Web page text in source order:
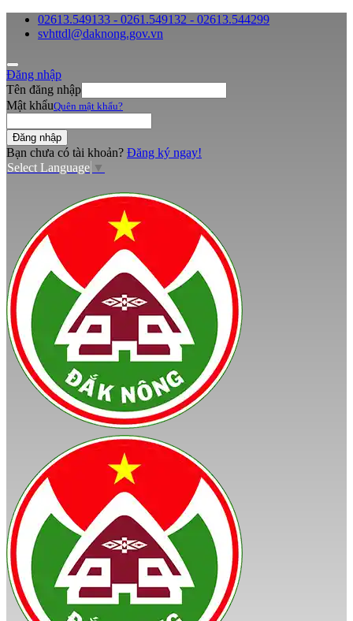
02613.549133 - 0261.549132 - 02613.544299
svhttdl@daknong.gov.vn
Đăng nhập
Tên đăng nhập
Mật khẩuQuên mật khẩu?
Bạn chưa có tài khoản? Đăng ký ngay!
Select Language ▼